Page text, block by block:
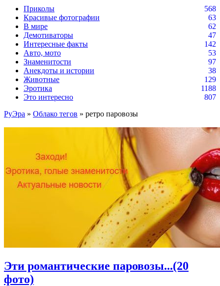
Приколы
568
Красивые фотографии
63
В мире
62
Демотиваторы
47
Интересные факты
142
Авто, мото
53
Знаменитости
97
Анекдоты и истории
38
Животные
129
Эротика
1188
Это интересно
807
РуЭра » Облако тегов » ретро паровозы
Эти романтические паровозы...(20
фото)